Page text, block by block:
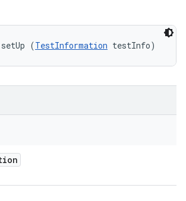
(TestInformation testInfo)